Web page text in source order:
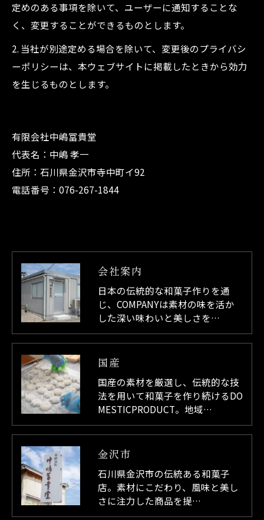
定めのある事項を除いて、ユーザーに通知することな
く、変更することができるものとします。
2. 当社が別途定める場合を除いて、変更後のプライバシ
ーポリシーは、本ウェブサイトに掲載したときから効力
を生じるものとします。
有限会社中嶋冨貴堂
代表名：中嶋 孝一
住所：石川県金沢市寺中町イ92
電話番号：076-267-1844
会社案内
日本の伝統的な和菓子作りを通
じ、COMPANYは素材の味を活か
した深い味わいと美しさを…
国産
国産の素材を厳選し、伝統的な技
法を用いて和菓子を作り続けるDO
MESTICPRODUCT。地域…
金沢市
石川県金沢市の伝統ある和菓子
店。素材にこだわり、風味と美し
さに注力した商品を提…